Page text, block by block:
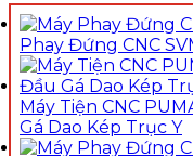
Phay Đứng CNC
Máy Tiện CNC
Gá Dao Kép Trục Y